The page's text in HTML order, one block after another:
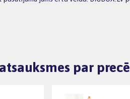
par